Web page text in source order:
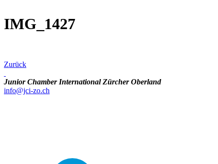
IMG_1427
Zurück
Junior Chamber International Zürcher Oberland
info@jci-zo.ch